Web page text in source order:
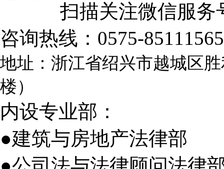
扫描关注微信服务
咨询热线： 0575-85111565
地址：浙江省绍兴市越城区
楼）
内设专业部：
●建筑与房地产法律部